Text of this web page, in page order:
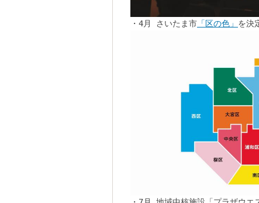
・4月 さいたま市 「区の色」 を決